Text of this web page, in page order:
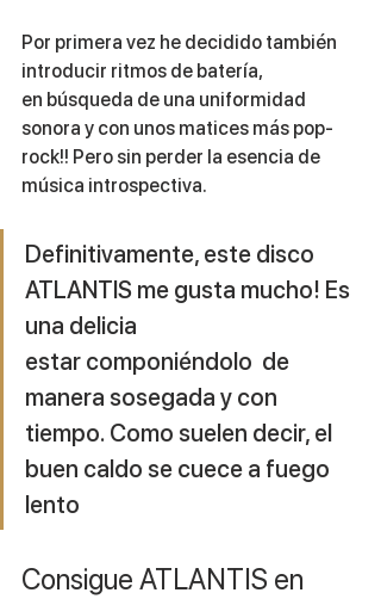
Por primera vez he decidido también
introducir ritmos de batería,
en búsqueda de una uniformidad
sonora y con unos matices más pop-
rock!! Pero sin perder la esencia de
música introspectiva.
Definitivamente, este disco
ATLANTIS me gusta mucho! Es
una delicia
estar componiéndolo  de
manera sosegada y con
tiempo. Como suelen decir, el
buen caldo se cuece a fuego
lento
Consigue ATLANTIS en